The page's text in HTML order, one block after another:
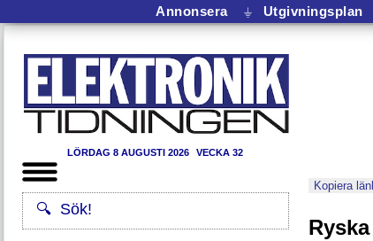
Annonsera ⏚ Utgivningsplan
LÖRDAG 8 AUGUSTI 2026 VECKA 32
Kopiera